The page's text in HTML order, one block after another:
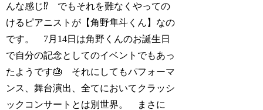
んな感じ⁉️ でもそれを難なくやっての
けるピアニストが【角野隼斗くん】なの
です。 7月14日は角野くんのお誕生日
で自分の記念としてのイベントでもあっ
たようです🎂 それにしてもパフォーマ
ンス、舞台演出、全てにおいてクラッシ
ックコンサートとは別世界。 まさに